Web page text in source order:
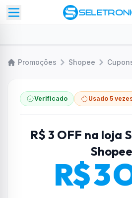
Promoções Shopee
Verificado Usado 5
R$ 3 OFF na loja
Shopee
R$ 3